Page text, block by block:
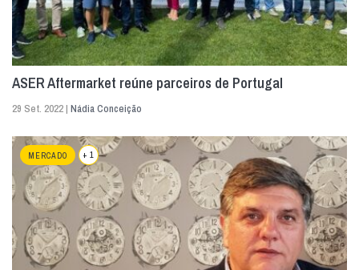
ASER Aftermarket reúne parceiros de Portugal
29 Set. 2022 | Nádia Conceição
MERCADO + 1